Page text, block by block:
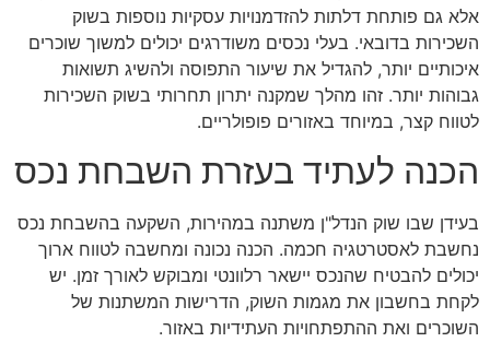
אלא גם פותחת דלתות להזדמנויות עסקיות נוספות בשוק
השכירות בדובאי. בעלי נכסים משודרגים יכולים למשוך שוכרים
איכותיים יותר, להגדיל את שיעור התפוסה ולהשיג תשואות
גבוהות יותר. זהו מהלך שמקנה יתרון תחרותי בשוק השכירות
לטווח קצר, במיוחד באזורים פופולריים.
הכנה לעתיד בעזרת השבחת נכס
בעידן שבו שוק הנדל"ן משתנה במהירות, השקעה בהשבחת נכס
נחשבת לאסטרטגיה חכמה. הכנה נכונה ומחשבה לטווח ארוך
יכולים להבטיח שהנכס יישאר רלוונטי ומבוקש לאורך זמן. יש
לקחת בחשבון את מגמות השוק, הדרישות המשתנות של
השוכרים ואת ההתפתחויות העתידיות באזור.